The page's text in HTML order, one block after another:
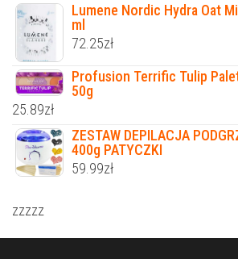
Lumene Nordic Hydra Oat
ml
72.25zł
Profusion Terrific Tulip
50g
25.89zł
ZESTAW DEPILACJA
400g PATYCZKI
59.99zł
zzzzz